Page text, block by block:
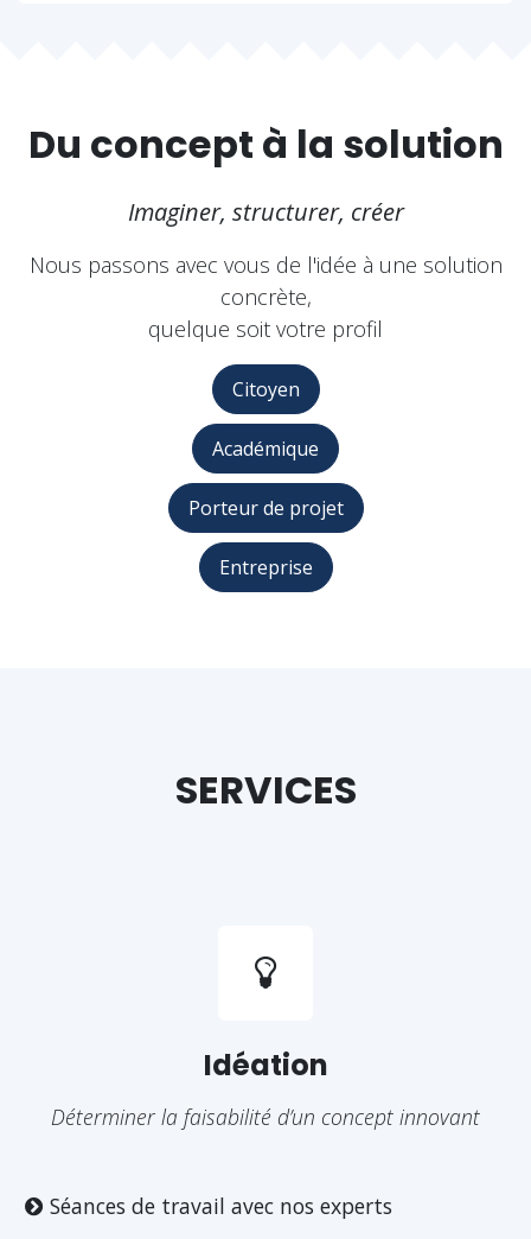
Du concept à la solution
Imaginer, structurer, créer
Nous passons avec vous de l'idée à une solution
concrète,
quelque soit votre profil
Citoyen
Académique
Porteur de projet
Entreprise
SERVICES
Idéation
Déterminer la faisabilité d’un concept innovant
Séances de travail avec nos experts